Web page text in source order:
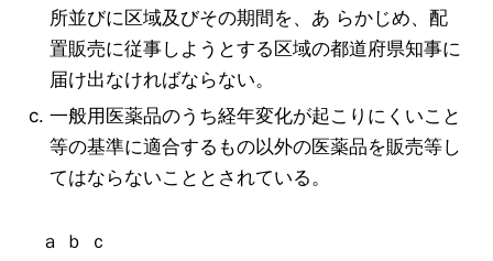
所並びに区域及びその期間を、あ らかじめ、配
置販売に従事しようとする区域の都道府県知事に
届け出なければならない。
一般用医薬品のうち経年変化が起こりにくいこと
等の基準に適合するもの以外の医薬品を販売等し
てはならないこととされている。
ａ ｂ ｃ